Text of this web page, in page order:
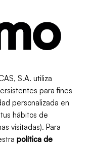
de salmón con la
el cilantro picado
y lo
favorita,
de lechuga y
Bon appétit!!
S.A. utiliza
para fines
personalizada en
hábitos de
visitadas). Para
política de